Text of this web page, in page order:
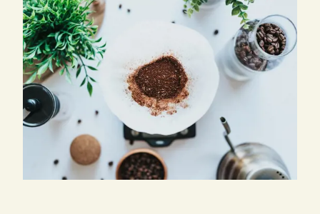
Sorgfalt produziert und zubereitet und zeichnen sich
durch eine außergewöhnliche Qualität aus.
Die Qualität von Spezialitätenkaffee wird von
Fachleuten der SCA, der Specialty Coffee
Association, bewertet. Die Bewertungen und
Standards werden von einem Verband festgelegt.
Entdecken Sie hier alle unsere Kaffeespezialitäten
und erfahren Sie in diesem Artikel alles, was Sie über
Spezialitätenkaffee wissen müssen.